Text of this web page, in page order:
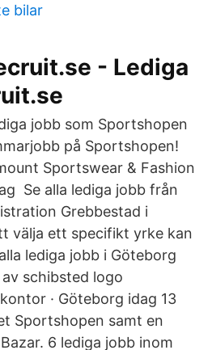
bilar
- Lediga
jobb som Sportshopen
på Sportshopen!
Sportswear & Fashion
Se alla lediga jobb från
Grebbestad i
välja ett specifikt yrke kan
lediga jobb i Göteborg
schibsted logo
· Göteborg idag 13
Sportshopen samt en
6 lediga jobb inom